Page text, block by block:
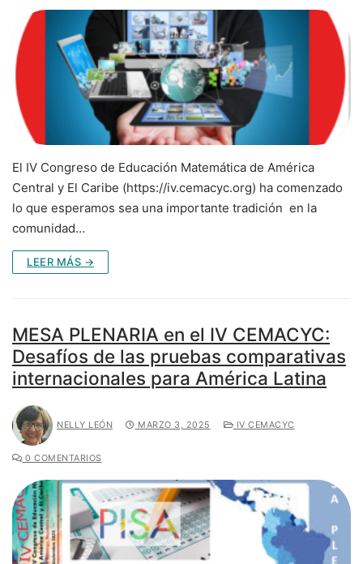
El IV Congreso de Educación Matemática de América
Central y El Caribe (https://iv.cemacyc.org) ha comenzado
lo que esperamos sea una importante tradición en la
comunidad…
LEER MÁS →
MESA PLENARIA en el IV CEMACYC:
Desafíos de las pruebas comparativas
internacionales para América Latina
NELLY LEÓN MARZO 3, 2025 IV CEMACYC
0 COMENTARIOS